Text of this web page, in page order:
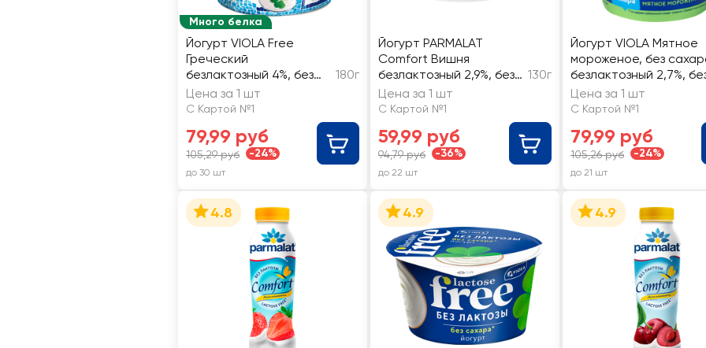
Много белка
Йогурт VIOLA Free
Греческий
безлактозный 4%, без
змж
180г
Цена за 1 шт
С Картой №1
79,99 руб
105,29 руб -24%
до 30 шт
Йогурт PARMALAT
Comfort Вишня
безлактозный 2,9%, без
змж
130г
Цена за 1 шт
С Картой №1
59,99 руб
94,79 руб -36%
до 22 шт
Йогурт VIOLA Мятное
мороженое, без
безлактозный 2,7%,
змж
Цена за 1 шт
С Картой №1
79,99 руб
105,26 руб -24%
до 21 шт
4.8 4.9 4.9